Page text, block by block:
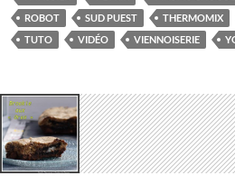
ROBOT
SUD PUEST THERMOMIX
TUTO
VIDÉO VIENNOISERIE